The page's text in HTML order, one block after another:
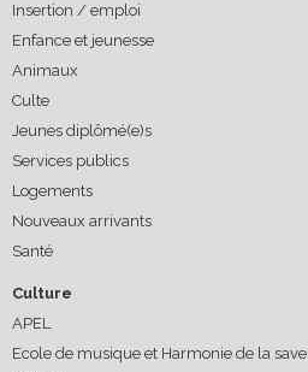
Insertion / emploi
Enfance et jeunesse
Animaux
Culte
Jeunes diplômé(e)s
Services publics
Logements
Nouveaux arrivants
Santé
Culture
APEL
Ecole de musique et Harmonie de la save